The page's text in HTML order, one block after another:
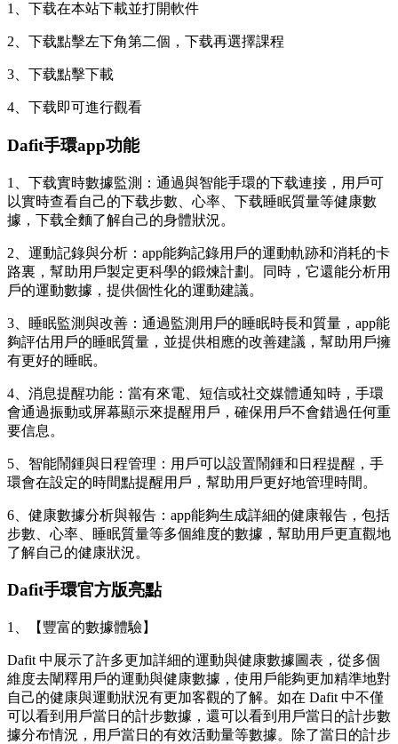
1、下载在本站下載並打開軟件
2、下载點擊左下角第二個，下载再選擇課程
3、下载點擊下載
4、下载即可進行觀看
Dafit手環app功能
1、下载實時數據監測：通過與智能手環的下载連接，用戶可
以實時查看自己的下载步數、心率、下载睡眠質量等健康數
據，下载全麵了解自己的身體狀況。
2、運動記錄與分析：app能夠記錄用戶的運動軌跡和消耗的卡
路裏，幫助用戶製定更科學的鍛煉計劃。同時，它還能分析用
戶的運動數據，提供個性化的運動建議。
3、睡眠監測與改善：通過監測用戶的睡眠時長和質量，app能
夠評估用戶的睡眠質量，並提供相應的改善建議，幫助用戶擁
有更好的睡眠。
4、消息提醒功能：當有來電、短信或社交媒體通知時，手環
會通過振動或屏幕顯示來提醒用戶，確保用戶不會錯過任何重
要信息。
5、智能鬧鍾與日程管理：用戶可以設置鬧鍾和日程提醒，手
環會在設定的時間點提醒用戶，幫助用戶更好地管理時間。
6、健康數據分析與報告：app能夠生成詳細的健康報告，包括
步數、心率、睡眠質量等多個維度的數據，幫助用戶更直觀地
了解自己的健康狀況。
Dafit手環官方版亮點
1、【豐富的數據體驗】
Dafit 中展示了許多更加詳細的運動與健康數據圖表，從多個
維度去闡釋用戶的運動與健康數據，使用戶能夠更加精準地對
自己的健康與運動狀況有更加客觀的了解。如在 Dafit 中不僅
可以看到用戶當日的計步數據，還可以看到用戶當日的計步數
據分布情況，用戶當日的有效活動量等數據。除了當日的計步